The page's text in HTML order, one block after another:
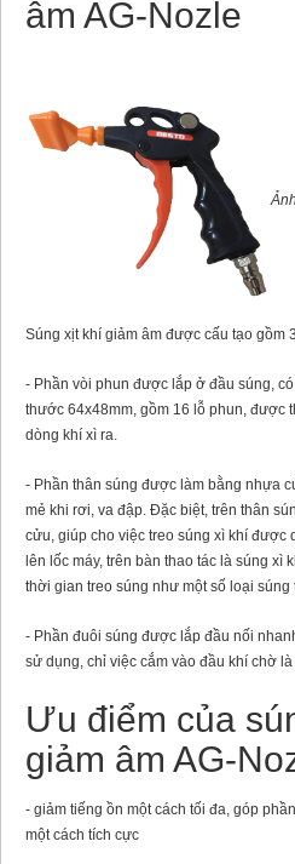
âm AG-Nozle
Súng xịt khí giảm âm được cấu tạo gồm
- Phần vòi phun được lắp ở đầu súng,
thước 64x48mm, gồm 16 lỗ phun, được
dòng khí xì ra.
- Phần thân súng được làm bằng nhựa
mẻ khi rơi, va đập. Đặc biệt, trên thân
cửu, giúp cho việc treo súng xì khí được
lên lốc máy, trên bàn thao tác là súng xì
thời gian treo súng như một số loại
- Phần đuôi súng được lắp đầu nối
sử dụng, chỉ việc cắm vào đầu khí chờ
Ưu điểm của
giảm âm AG-
- giảm tiếng ồn một cách tối đa, góp
một cách tích cực